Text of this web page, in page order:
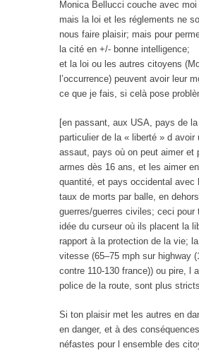
Monica Bellucci couche avec moi
mais la loi et les réglements ne
nous faire plaisir; mais pour
la cité en +/- bonne intelligence;
et la loi ou les autres citoyens
l’occurrence) peuvent avoir leur
ce que je fais, si celà pose
[en passant, aux USA, pays de
particulier de la « liberté » d avoir
assaut, pays où on peut aimer et
armes dès 16 ans, et les aimer
quantité, et pays occidental avec
taux de morts par balle, en
guerres/guerres civiles; ceci pour
idée du curseur où ils placent la
rapport à la protection de la vie;
vitesse (65–75 mph sur highway
contre 110-130 france)) ou pire, l
police de la route, sont plus
Si ton plaisir met les autres en
en danger, et à des
néfastes pour l ensemble des